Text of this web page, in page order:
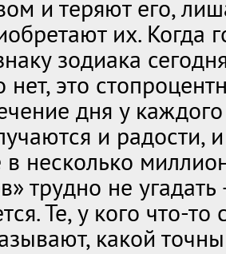
и теряют его,
их. Когда
зодиака
нет, это
дня у
и радости,
в несколько
трудно не
Те, у кого что-
какой